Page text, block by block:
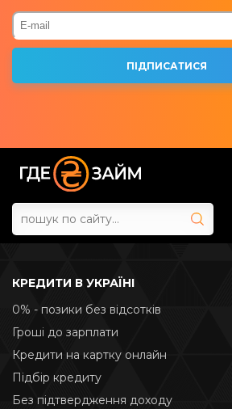
КРЕДИТИ В УКРАЇНІ
0% - позики без відсотків
Гроші до зарплати
Кредити на картку онлайн
Підбір кредиту
Без підтвердження доходу